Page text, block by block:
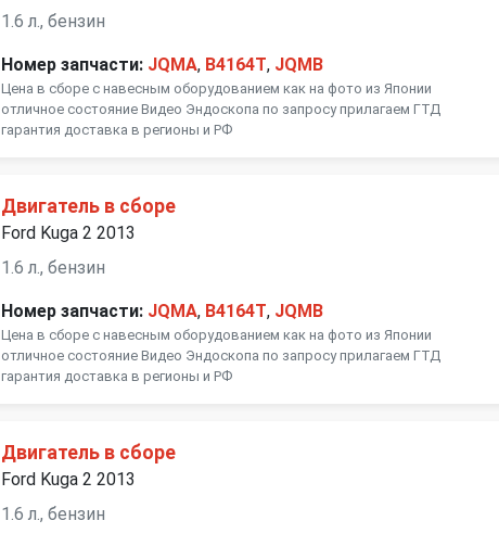
1.6 л., бензин
Номер запчасти: JQMA, B4164T, JQMB
Цена в сборе с навесным оборудованием как на фото из Японии
отличное состояние Видео Эндоскопа по запросу прилагаем ГТД
гарантия доставка в регионы и РФ
Двигатель в сборе
Ford Kuga 2 2013
1.6 л., бензин
Номер запчасти: JQMA, B4164T, JQMB
Цена в сборе с навесным оборудованием как на фото из Японии
отличное состояние Видео Эндоскопа по запросу прилагаем ГТД
гарантия доставка в регионы и РФ
Двигатель в сборе
Ford Kuga 2 2013
1.6 л., бензин